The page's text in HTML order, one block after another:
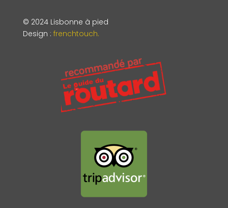
© 2024 Lisbonne à pied
Design : frenchtouch.